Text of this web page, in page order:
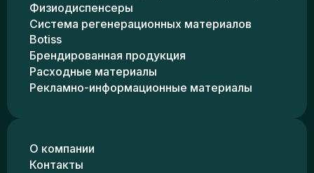
Физиодиспенсеры
Система регенерационных материалов
Botiss
Брендированная продукция
Расходные материалы
Рекламно-информационные материалы
О компании
Контакты